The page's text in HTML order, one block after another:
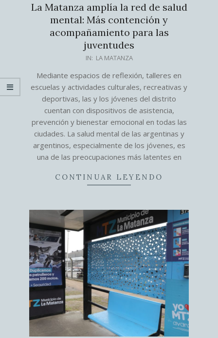
La Matanza amplía la red de salud
mental: Más contención y
acompañamiento para las
juventudes
04
IN: LA MATANZA
Mediante espacios de reflexión, talleres en
escuelas y actividades culturales, recreativas y
deportivas, las y los jóvenes del distrito
cuentan con dispositivos de asistencia,
prevención y bienestar emocional en todas las
ciudades. La salud mental de las argentinas y
argentinos, especialmente de los jóvenes, es
una de las preocupaciones más latentes en
CONTINUAR LEYENDO